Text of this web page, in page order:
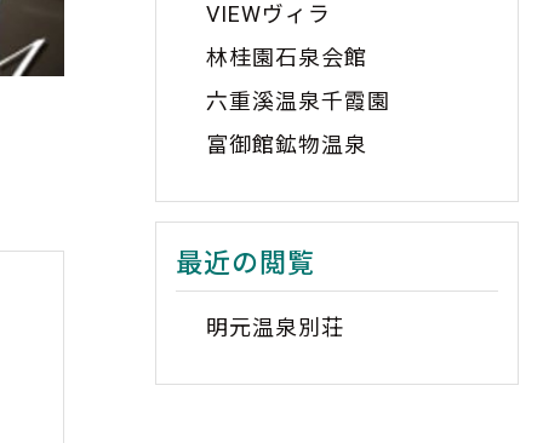
VIEWヴィラ
林桂園石泉会館
六重溪温泉千霞園
富御館鉱物温泉
最近の閲覧
明元温泉別荘